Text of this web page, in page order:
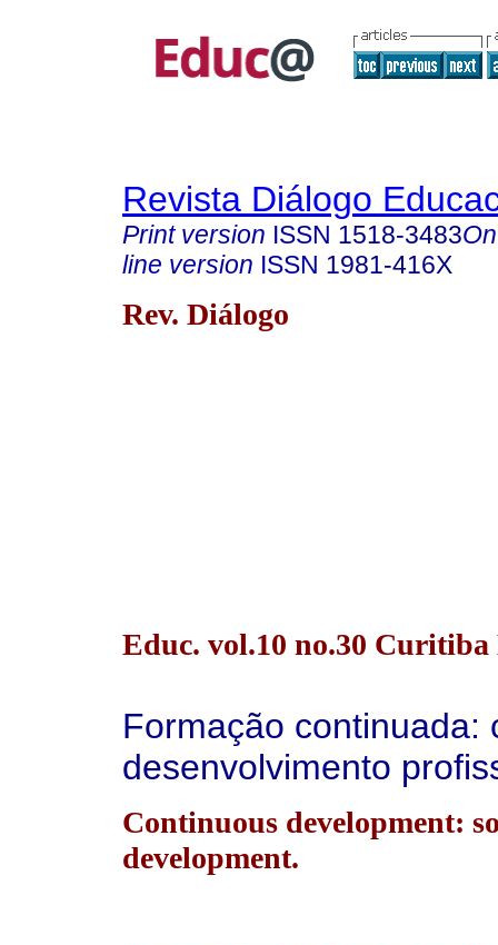
Revista Diálogo
Print version ISSN 1518-3483
line version ISSN 1981-416X
Rev. Diálogo
Educ. vol.10 no.30 Curitiba
Formação continuada:
desenvolvimento
Continuous development:
development.